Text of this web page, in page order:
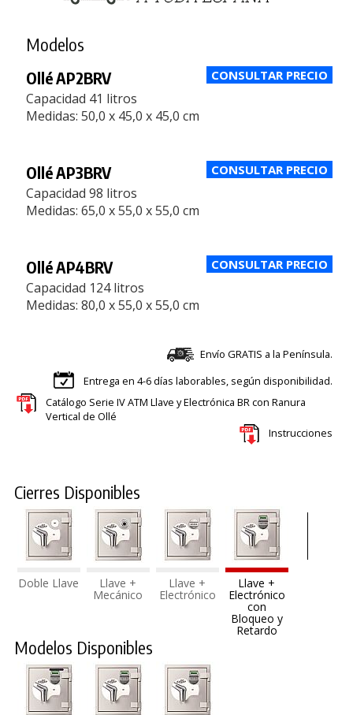
Modelos
Ollé AP2BRV
Capacidad 41 litros
Medidas: 50,0 x 45,0 x 45,0 cm
Ollé AP3BRV
Capacidad 98 litros
Medidas: 65,0 x 55,0 x 55,0 cm
Ollé AP4BRV
Capacidad 124 litros
Medidas: 80,0 x 55,0 x 55,0 cm
Envío GRATIS a la Península.
Entrega en 4-6 días laborables, según disponibilidad.
Catálogo Serie IV ATM Llave y Electrónica BR con Ranura
Vertical de Ollé
Instrucciones
Cierres Disponibles
Doble Llave Llave +
Mecánico
Llave +
Electrónico
Llave +
Electrónico
con
Bloqueo y
Retardo
Modelos Disponibles